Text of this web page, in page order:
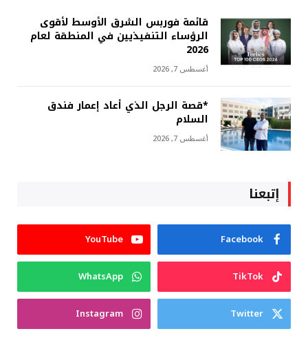
قائمة فوربس الشرق الأوسط لأقوى
الرؤساء التنفيذيين في المنطقة لعام
2026
أغسطس 7, 2026
*قصة الرجل الذي أعاد إعمار فندق
السلام
أغسطس 7, 2026
إتبعنا
Facebook
YouTube
TikTok
WhatsApp
Twitter
Instagram